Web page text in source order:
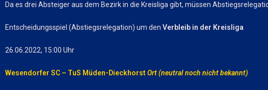
Da es drei Absteiger aus dem Bezirk in die Kreisliga gibt, müssen
Entscheidungsspiel (Abstiegsrelegation) um den Verbleib in der Kreisliga
26.06.2022, 15:00 Uhr
Wesendorfer SC – TuS Müden-DieckhorstOrt (neutral noch nicht bekannt)